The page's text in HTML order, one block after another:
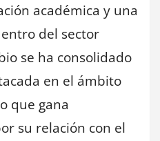
académica y una
del sector
se ha consolidado
en el ámbito
que gana
su relación con el